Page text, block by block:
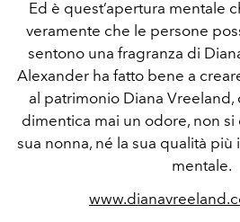
Ed è quest’apertura mentale
veramente che le persone
sentono una fragranza di
Alexander ha fatto bene a
al patrimonio Diana
dimentica mai un odore, non
sua nonna, né la sua qualità più
mentale.